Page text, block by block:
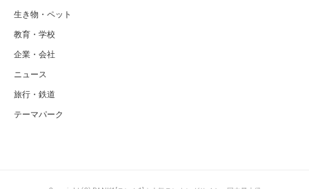
生き物・ペット
教育・学校
企業・会社
ニュース
旅行・鉄道
テーマパーク